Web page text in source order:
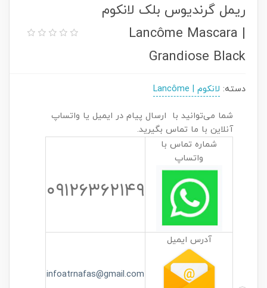
ریمل گرندیوس بلک لانکوم
| Lancôme Mascara
Grandiose Black
دسته: لانکوم | Lancôme
شما می‌توانید با ارسال پیام در ایمیل یا واتساپ
آنلاین با ما تماس بگیرید.
شماره تماس با
واتساپ
۰۹۱۲۶۳۶۲۱۴۹
آدرس ایمیل
infoatrnafas@gmail.com